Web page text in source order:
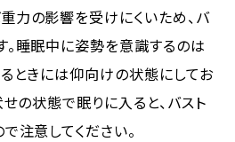
力の影響を受けにくいため、バ
睡眠中に姿勢を意識するのは
ときには仰向けの状態にしてお
せの状態で眠りに入ると、バスト
注意してください。